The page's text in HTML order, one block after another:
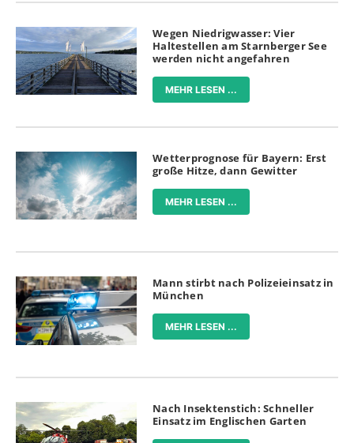
Wegen Niedrigwasser: Vier
Haltestellen am Starnberger See
werden nicht angefahren
MEHR LESEN ...
Wetterprognose für Bayern: Erst
große Hitze, dann Gewitter
MEHR LESEN ...
Mann stirbt nach Polizeieinsatz in
München
MEHR LESEN ...
Nach Insektenstich: Schneller
Einsatz im Englischen Garten